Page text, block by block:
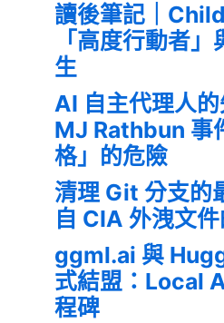
讀後筆記｜
「高度行動者
生
AI 自主代理人
MJ Rathbun 事
格」的危險
清理 Git 分支的
自 CIA 外洩文
ggml.ai 與
式結盟：Local
程碑